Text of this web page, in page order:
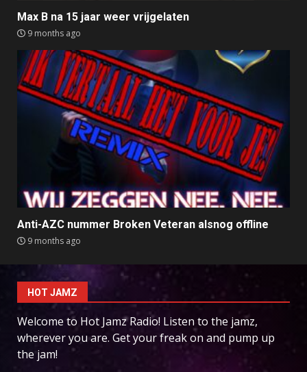
Max B na 15 jaar weer vrijgelaten
9 months ago
Anti-AZC nummer Broken Veteran alsnog offline
9 months ago
HOT JAMZ
Welcome to Hot Jamz Radio! Listen to the jamz,
wherever you are. Get your freak on and pump up
the jam!